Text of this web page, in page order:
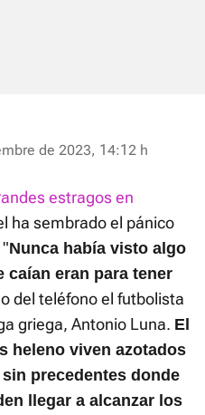
de 2023, 14:12 h
estragos en
ha sembrado el pánico
Nunca había visto algo
caían eran para tener
del teléfono el futbolista
griega, Antonio Luna. El
heleno viven azotados
precedentes donde
llegar a alcanzar los